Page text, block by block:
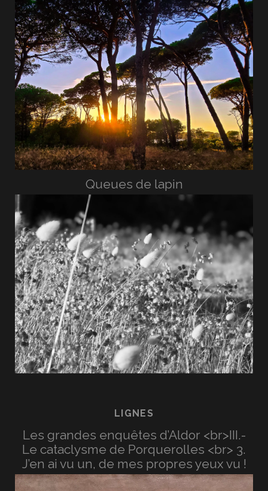
Queues de lapin
LIGNES
Les grandes enquêtes d’Aldor <br>III.-
Le cataclysme de Porquerolles <br> 3.
J’en ai vu un, de mes propres yeux vu !